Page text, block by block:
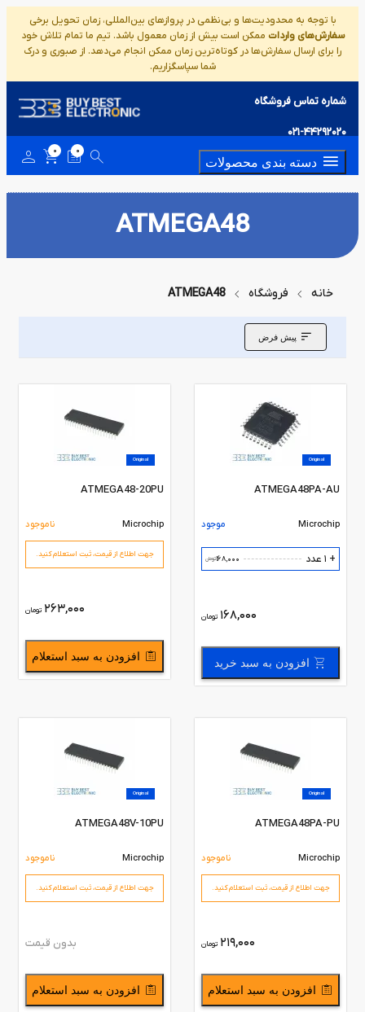
با توجه به محدودیت‌ها و بی‌نظمی در پروازهای بین‌المللی، زمان تحویل برخی
سفارش‌های واردات ممکن است بیش از زمان معمول باشد. تیم ما تمام تلاش خود
را برای ارسال سفارش‌ها در کوتاه‌ترین زمان ممکن انجام می‌دهد. از صبوری و درک
شما سپاسگزاریم.
شماره تماس فروشگاه
021-44292020
دسته بندی محصولات
0
0
ATMEGA48
خانه فروشگاه ATMEGA48
پیش فرض
Original
ATMEGA48PA-AU
Microchip موجود
+ 1 عدد 168,000تومان
168,000 تومان
افزودن به سبد خرید
Original
ATMEGA48-20PU
Microchip ناموجود
جهت اطلاع از قیمت،‌ ثبت استعلام کنید.
263,000 تومان
افزودن به سبد استعلام
Original
ATMEGA48PA-PU
Microchip ناموجود
جهت اطلاع از قیمت،‌ ثبت استعلام کنید.
219,000 تومان
افزودن به سبد استعلام
Original
ATMEGA48V-10PU
Microchip ناموجود
جهت اطلاع از قیمت،‌ ثبت استعلام کنید.
بدون قیمت
افزودن به سبد استعلام